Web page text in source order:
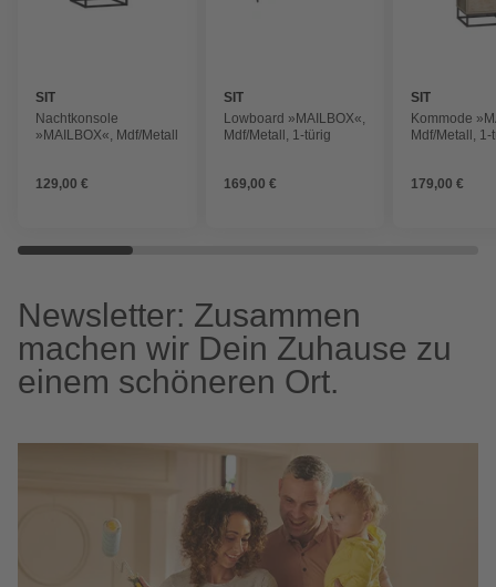
SIT
Nachtkonsole
»MAILBOX«, Mdf/Metall
129,00 €
SIT
Lowboard »MAILBOX«,
Mdf/Metall, 1-türig
169,00 €
SIT
Kommode
Mdf/Metall, 1-
179,00 €
Newsletter: Zusammen
machen wir Dein Zuhause zu
einem schöneren Ort.